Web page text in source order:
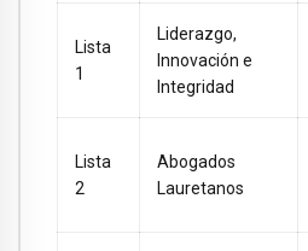
Lista
1
Liderazgo,
Innovación e
Integridad
Lista
2
Abogados
Lauretanos